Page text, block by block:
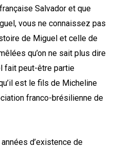
Salvador et que
vous ne connaissez pas
de Miguel et celle de
qu’on ne sait plus dire
fait peut-être partie
est le fils de Micheline
franco-brésilienne de
d’existence de